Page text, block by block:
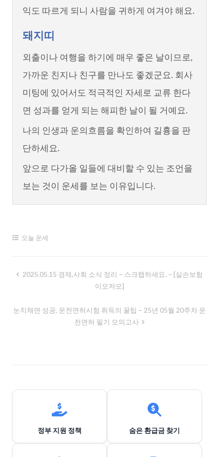
익도 따르게 되니 사람을 귀하게 여겨야 해요.
돼지띠
외출이나 여행을 하기에 매우 좋은 날이므로,
가까운 친지나 친구를 만나도 좋겠군요. 회사
미팅에 있어서도 적극적인 자세로 교류 한다
면 성과를 얻게 되는 해피한 날이 될 거예요.
나의 인생과 운의흐름을 확인하여 길흉을 판
단하세요.
앞으로 다가올 일들에 대비할 수 있는 조언을
보는 것이 운세를 보는 이유입니다.
오늘 운세
글 2025.05.15 경제,사회 소식 정리 – 스크랩하세요. – [실손보험
이모저모]
눈치채면 성공, 운전면허시험 취득의 꿀팁 – 25년 05월 20주차 운
전면허 필기 모의고사
정부 지원 정책 숨은 환급금 찾기